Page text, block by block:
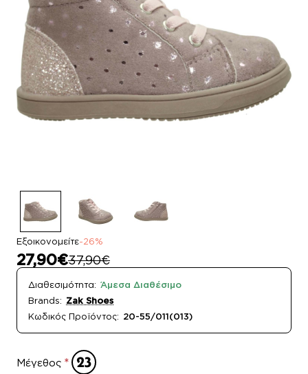
Εξοικονομείτε-26%
27,90€37,90€
Διαθεσιμότητα: Άμεσα Διαθέσιμο
Brands: Zak Shoes
Κωδικός Προϊόντος: 20-55/011(013)
Μέγεθος